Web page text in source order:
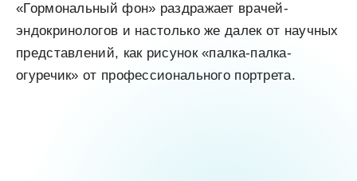
«Гормональный фон» раздражает врачей-
эндокринологов и настолько же далек от научных
представлений, как рисунок «палка-палка-
огуречик» от профессионального портрета.